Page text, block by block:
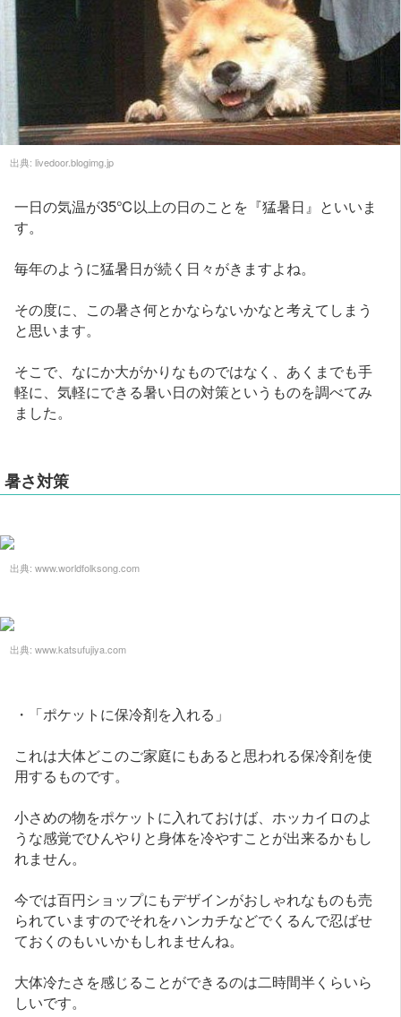
出典: livedoor.blogimg.jp
一日の気温が35℃以上の日のことを『猛暑日』といいま
す。
毎年のように猛暑日が続く日々がきますよね。
その度に、この暑さ何とかならないかなと考えてしまう
と思います。
そこで、なにか大がかりなものではなく、あくまでも手
軽に、気軽にできる暑い日の対策というものを調べてみ
ました。
暑さ対策
出典: www.worldfolksong.com
出典: www.katsufujiya.com
・「ポケットに保冷剤を入れる」
これは大体どこのご家庭にもあると思われる保冷剤を使
用するものです。
小さめの物をポケットに入れておけば、ホッカイロのよ
うな感覚でひんやりと身体を冷やすことが出来るかもし
れません。
今では百円ショップにもデザインがおしゃれなものも売
られていますのでそれをハンカチなどでくるんで忍ばせ
ておくのもいいかもしれませんね。
大体冷たさを感じることができるのは二時間半くらいら
しいです。